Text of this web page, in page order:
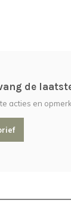
de
acties en